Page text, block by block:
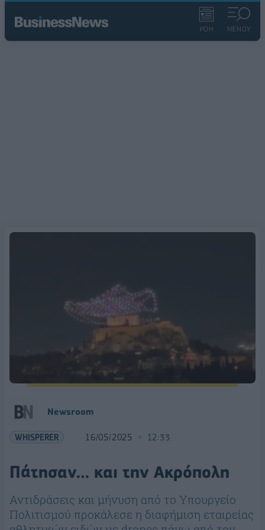
ΡΟΗ ΜΕΝΟΥ
Newsroom
WHISPERER 16/05/2025 12:33
Πάτησαν… και την Ακρόπολη
Αντιδράσεις και μήνυση από το Υπουργείο
Πολιτισμού πρoκάλεσε η διαφήμιση εταιρείας